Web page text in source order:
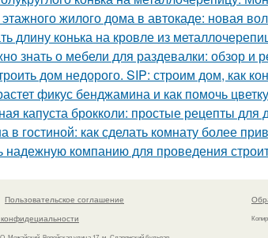
жилого дома в автокаде: новая
длину конька на кровле из
знать о мебели для раздевалки: обзор и
дом недорого. SIP: строим дом, как
фикус бенджамина и как помочь
капуста брокколи: простые рецепты для
в гостиной: как сделать комнату более
надежную компанию для проведения
Пользовательское соглашение